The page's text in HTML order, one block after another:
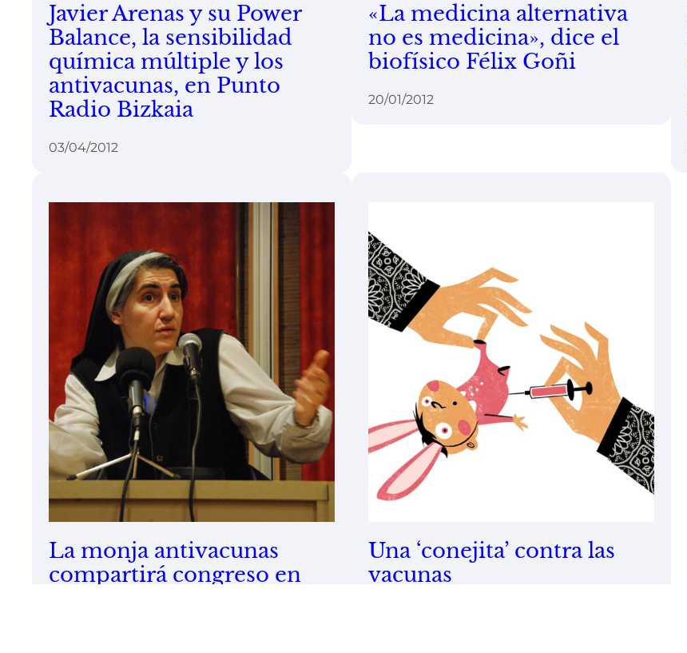
Javier Arenas y su Power
Balance, la sensibilidad
química múltiple y los
antivacunas, en Punto
Radio Bizkaia
03/04/2012
«La medicina alternativa
no es medicina», dice el
biofísico Félix Goñi
20/01/2012
La monja antivacunas
compartirá congreso en
Una ‘conejita’ contra las
vacunas